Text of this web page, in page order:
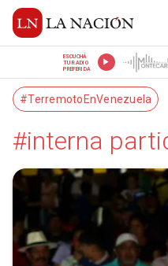
ESCUCHÁ
TU RADIO
PREFERIDA
#TerremotoEnVenezuela
#interna